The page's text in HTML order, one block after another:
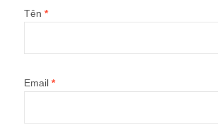
Tên *
Email *